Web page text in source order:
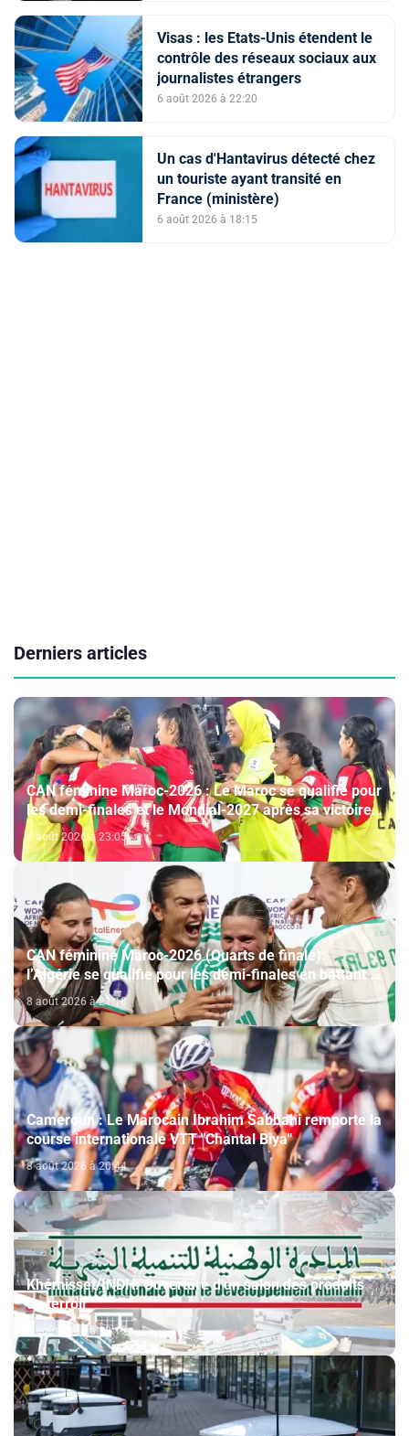
Visas : les Etats-Unis étendent le
contrôle des réseaux sociaux aux
journalistes étrangers
6 août 2026 à 22:20
Un cas d'Hantavirus détecté chez
un touriste ayant transité en
France (ministère)
6 août 2026 à 18:15
Derniers articles
CAN féminine Maroc-2026 : Le Maroc se qualifie pour
les demi-finales et le Mondial-2027 après sa victoire
face à l’Afrique du Sud (2-1)
8 août 2026 à 23:05
CAN féminine Maroc-2026 (Quarts de finale):
l’Algérie se qualifie pour les demi-finales en battant la
Côte d’Ivoire (2-1)
8 août 2026 à 21:18
Cameroun : Le Marocain Ibrahim Sabbahi remporte la
course internationale VTT "Chantal Biya"
8 août 2026 à 20:44
Khémisset/INDH: Ouverture d'un salon des produits
du terroir
8 août 2026 à 18:15